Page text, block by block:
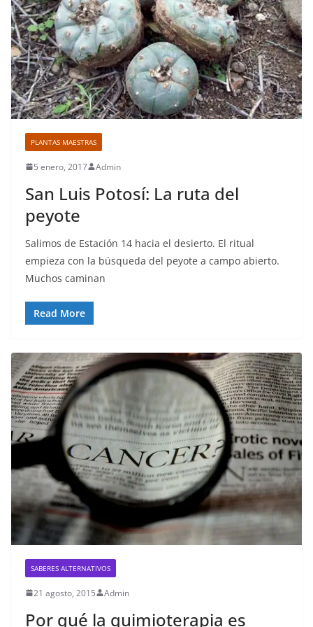
PLANTAS MAESTRAS
5 enero, 2017 Admin
San Luis Potosí: La ruta del
peyote
Salimos de Estación 14 hacia el desierto. El ritual
empieza con la búsqueda del peyote a campo abierto.
Muchos caminan
Read More
SABERES ALTERNATIVOS
21 agosto, 2015 Admin
Por qué la quimioterapia es